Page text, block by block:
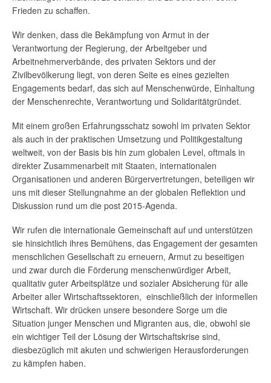
Frieden zu schaffen.
Wir denken, dass die Bekämpfung von Armut in der
Verantwortung der Regierung, der Arbeitgeber und
Arbeitnehmerverbände, des privaten Sektors und der
Zivilbevölkerung liegt, von deren Seite es eines gezielten
Engagements bedarf, das sich auf Menschenwürde, Einhaltung
der Menschenrechte, Verantwortung und Solidaritätgründet.
Mit einem großen Erfahrungsschatz sowohl im privaten Sektor
als auch in der praktischen Umsetzung und Politikgestaltung
weltweit, von der Basis bis hin zum globalen Level, oftmals in
direkter Zusammenarbeit mit Staaten, internationalen
Organisationen und anderen Bürgervertretungen, beteiligen wir
uns mit dieser Stellungnahme an der globalen Reflektion und
Diskussion rund um die post 2015-Agenda.
Wir rufen die internationale Gemeinschaft auf und unterstützen
sie hinsichtlich ihres Bemühens, das Engagement der gesamten
menschlichen Gesellschaft zu erneuern, Armut zu beseitigen
und zwar durch die Förderung menschenwürdiger Arbeit,
qualitativ guter Arbeitsplätze und sozialer Absicherung für alle
Arbeiter aller Wirtschaftssektoren, einschließlich der informellen
Wirtschaft. Wir drücken unsere besondere Sorge um die
Situation junger Menschen und Migranten aus, die, obwohl sie
ein wichtiger Teil der Lösung der Wirtschaftskrise sind,
diesbezüglich mit akuten und schwierigen Herausforderungen
zu kämpfen haben.